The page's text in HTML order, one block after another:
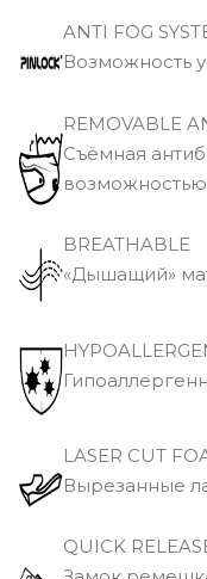
ANTI FOG
Возможность
REMOVABLE
Съёмная
возможностью
BREATHABLE
«Дышащий»
LASER CUT
Вырезанные
QUICK